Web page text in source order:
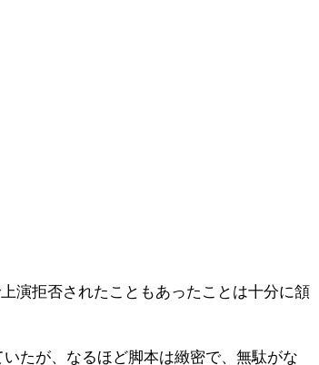
演拒否されたこともあったことは十分に頷
たが、なるほど脚本は緻密で、無駄がな